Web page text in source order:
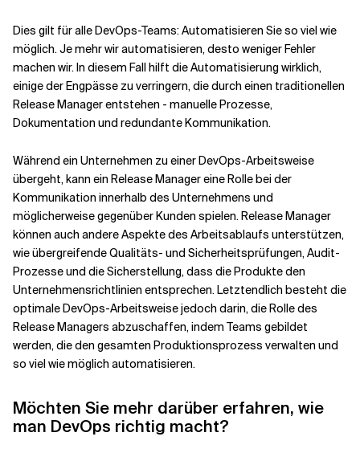
Dies gilt für alle DevOps-Teams: Automatisieren Sie so viel wie
möglich. Je mehr wir automatisieren, desto weniger Fehler
machen wir. In diesem Fall hilft die Automatisierung wirklich,
einige der Engpässe zu verringern, die durch einen traditionellen
Release Manager entstehen - manuelle Prozesse,
Dokumentation und redundante Kommunikation.
Während ein Unternehmen zu einer DevOps-Arbeitsweise
übergeht, kann ein Release Manager eine Rolle bei der
Kommunikation innerhalb des Unternehmens und
möglicherweise gegenüber Kunden spielen. Release Manager
können auch andere Aspekte des Arbeitsablaufs unterstützen,
wie übergreifende Qualitäts- und Sicherheitsprüfungen, Audit-
Prozesse und die Sicherstellung, dass die Produkte den
Unternehmensrichtlinien entsprechen.Letztendlich besteht die
optimale DevOps-Arbeitsweise jedoch darin, die Rolle des
Release Managers abzuschaffen, indem Teams gebildet
werden, die den gesamten Produktionsprozess verwalten und
so viel wie möglich automatisieren.
Möchten Sie mehr darüber erfahren, wie
man DevOps richtig macht?